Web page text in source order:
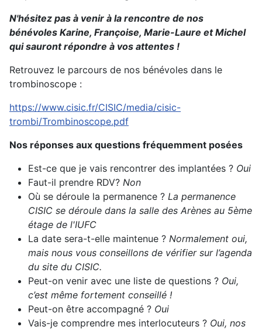
N'hésitez pas à venir à la rencontre de nos
bénévoles Karine, Françoise, Marie-Laure et Michel
qui sauront répondre à vos attentes !
Retrouvez le parcours de nos bénévoles dans le
trombinoscope :
https://www.cisic.fr/CISIC/media/cisic-
trombi/Trombinoscope.pdf
Nos réponses aux questions fréquemment posées
Est-ce que je vais rencontrer des implantées ? Oui
Faut-il prendre RDV? Non
Où se déroule la permanence ? La permanence
CISIC se déroule dans la salle des Arènes au 5ème
étage de l'IUFC
La date sera-t-elle maintenue ? Normalement oui,
mais nous vous conseillons de vérifier sur l’agenda
du site du CISIC.
Peut-on venir avec une liste de questions ? Oui,
c’est même fortement conseillé !
Peut-on être accompagné ? Oui
Vais-je comprendre mes interlocuteurs ? Oui, nos